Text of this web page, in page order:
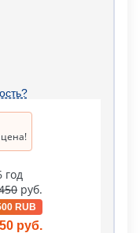
год
руб.
RUB
руб.